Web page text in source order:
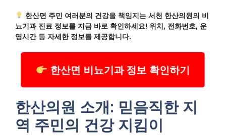
한산면 주민 여러분의 건강을 책임지는 서천 한산의원의 비
뇨기과 진료 정보를 지금 바로 확인하세요! 위치, 전화번호, 운
영시간 등 자세한 정보를 제공합니다.
한산면 비뇨기과 정보 확인하기
한산의원 소개: 믿음직한 지
역 주민의 건강 지킴이